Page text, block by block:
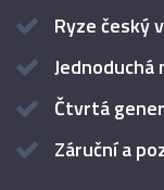
Ryze český
Jednoduchá
Čtvrtá
Záruční a